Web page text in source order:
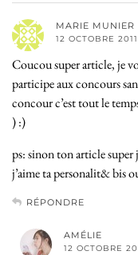
MARIE MUNIER
12 OCTOBRE
Coucou super article, je
participe aux concours
concour c’est tout le
) :)
ps: sinon ton article super
j’aime ta personalit& bis
RÉPONDRE
AMÉLIE
12 OCTOBRE